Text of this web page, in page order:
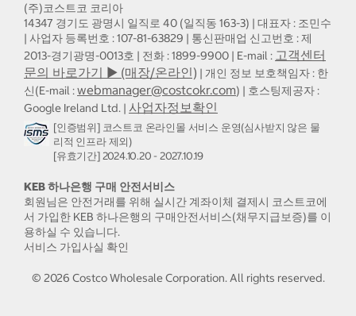
(주)코스트코 코리아
14347 경기도 광명시 일직로 40 (일직동 163-3) | 대표자 : 조민수
| 사업자 등록번호 : 107-81-63829 | 통신판매업 신고번호 : 제
2013-경기광명-0013호 | 전화 : 1899-9900 | E-mail : 고객센터
문의 바로가기 ▶ (매장/온라인) | 개인 정보 보호책임자 : 한
신(E-mail :webmanager@costcokr.com) | 호스팅제공자 :
Google Ireland Ltd. | 사업자정보확인
[인증범위] 코스트코 온라인몰 서비스 운영(심사받지 않은 물
리적 인프라 제외)
[유효기간] 2024.10.20 - 2027.10.19
KEB 하나은행 구매 안전서비스
회원님은 안전거래를 위해 실시간 계좌이체 결제시 코스트코에
서 가입한 KEB 하나은행의 구매안전서비스(채무지급보증)를 이
용하실 수 있습니다.
서비스 가입사실 확인
© 2026 Costco Wholesale Corporation.All rights reserved.